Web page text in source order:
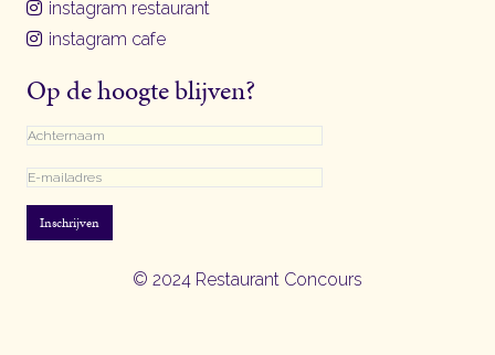
instagram restaurant
instagram cafe
Op de hoogte blijven?
Inschrijven
© 2024 Restaurant Concours